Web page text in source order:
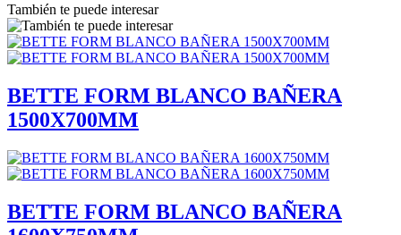
También te puede interesar
BETTE FORM BLANCO BAÑERA
1500X700MM
BETTE FORM BLANCO BAÑERA